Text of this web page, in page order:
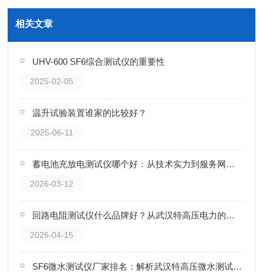
相关文章
UHV-600 SF6综合测试仪的重要性
2025-02-05
温升试验装置谁家的比较好？
2025-06-11
蓄电池充放电测试仪哪个好：从技术实力到服务网络的全维度考量
2026-03-12
回路电阻测试仪什么品牌好？从武汉特高压电力的用户口碑看行业
2026-04-15
SF6微水测试仪厂家排名：解析武汉特高压微水测试仪的质量守护角色